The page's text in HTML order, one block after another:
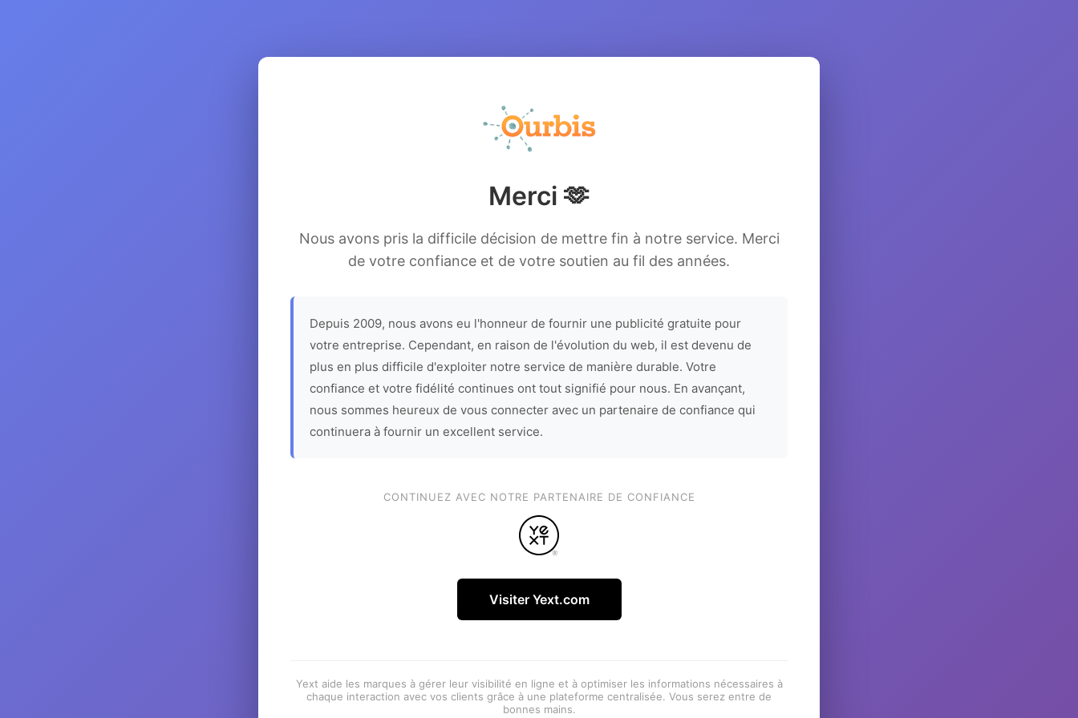
Merci 🫶
Nous avons pris la difficile décision de mettre fin à notre service. Merci
de votre confiance et de votre soutien au fil des années.
Depuis 2009, nous avons eu l'honneur de fournir une publicité gratuite pour
votre entreprise. Cependant, en raison de l'évolution du web, il est devenu de
plus en plus difficile d'exploiter notre service de manière durable. Votre
confiance et votre fidélité continues ont tout signifié pour nous. En avançant,
nous sommes heureux de vous connecter avec un partenaire de confiance qui
continuera à fournir un excellent service.
CONTINUEZ AVEC NOTRE PARTENAIRE DE CONFIANCE
Visiter Yext.com
Yext aide les marques à gérer leur visibilité en ligne et à optimiser les informations nécessaires à
chaque interaction avec vos clients grâce à une plateforme centralisée. Vous serez entre de
bonnes mains.